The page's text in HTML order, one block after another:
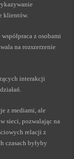
klientów.
z osobami
na rozszerzenie
interakcji
z mediami, ale
sieci, pozwalając na
relacji z
czasach byłyby